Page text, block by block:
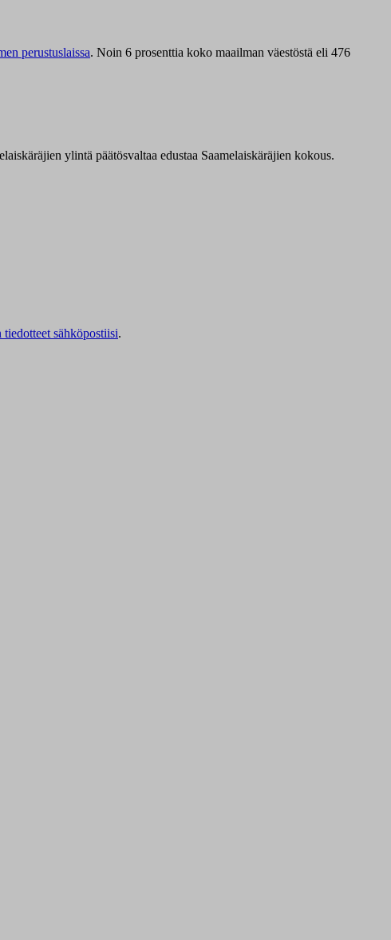
perustuslaissa. Noin 6 prosenttia koko maailman väestöstä eli 476
ylintä päätösvaltaa edustaa Saamelaiskäräjien kokous.
sähköpostiisi.